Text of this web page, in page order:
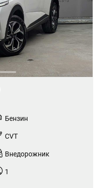
Бензин
CVT
Внедорожник
1